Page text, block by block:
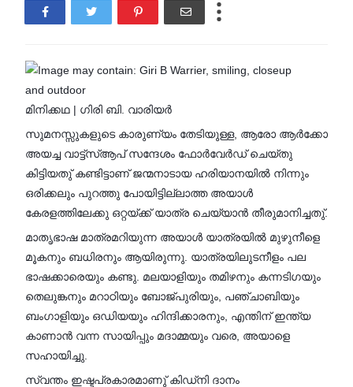
മിനിക്കഥ | ഗിരി ബി. വാരിയർ
സുമനസ്സുകളുടെ കാരുണ്യം തേടിയുള്ള, ആരോ ആർക്കോ
അയച്ച വാട്ട്സ്ആപ് സന്ദേശം ഫോർവേർഡ് ചെയ്തു
കിട്ടിയതു് കണ്ടിട്ടാണ് ജന്മനാടായ ഹരിയാനയിൽ നിന്നും
ഒരിക്കലും പുറത്തു പോയിട്ടില്ലാത്ത അയാൾ
കേരളത്തിലേക്കു ഒറ്റയ്ക്ക് യാത്ര ചെയ്യാൻ തീരുമാനിച്ചതു്.
മാതൃഭാഷ മാത്രമറിയുന്ന അയാൾ യാത്രയിൽ മുഴുനീളെ
മൂകനും ബധിരനും ആയിരുന്നു. യാത്രയിലുടനീളം പല
ഭാഷക്കാരെയും കണ്ടു. മലയാളിയും തമിഴനും കന്നടിഗയും
തെലുങ്കനും മറാഠിയും ബോജ്പുരിയും, പഞ്ചാബിയും
ബംഗാളിയും ഒഡിയയും ഹിന്ദിക്കാരനും, എന്തിന് ഇന്ത്യ
കാണാൻ വന്ന സായിപ്പും മദാമ്മയും വരെ, അയാളെ
സഹായിച്ചു.
സ്വന്തം ഇഷ്ടപ്രകാരമാണു് കിഡ്‌നി ദാനം